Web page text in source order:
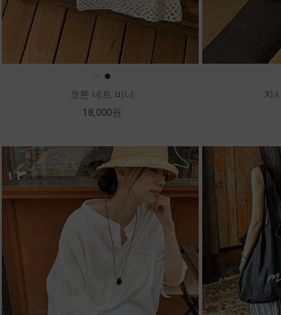
●
코튼 네트 비니
18,000원
지